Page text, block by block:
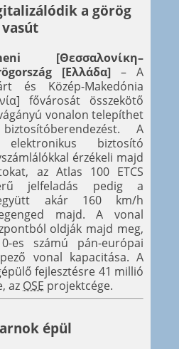
a görög
vasút
[Θεσσαλονίκη–
[Ελλάδα] – A
és Közép-Makedónia
fővárosát összekötő
vonalon telepíthet
A
biztosító
érzékeli majd
az Atlas 100 ETCS
jelfeladás pedig a
együtt akár 160 km/h
majd. A vonal
oldják majd meg,
es számú pán-európai
vonal kapacitása. A
fejlesztésre 41 millió
az OSE projektcége.
épül